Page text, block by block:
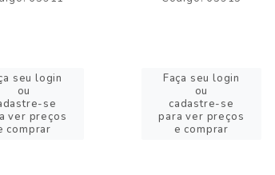
seu login
ou
se
ver preços
comprar
Faça seu login
ou
cadastre-se
para ver preços
e comprar